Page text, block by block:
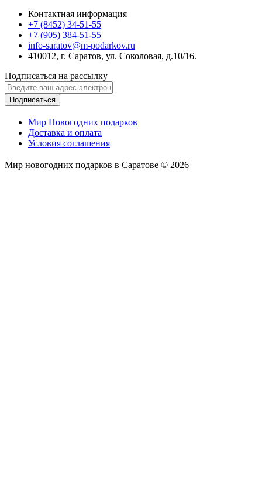
Контактная информация
+7 (8452) 34-51-55
+7 (905) 384-51-55
info-saratov@m-podarkov.ru
410012, г. Саратов, ул. Соколовая, д.10/16.
Подписаться на рассылку
Подписаться
Мир Новогодних подарков
Доставка и оплата
Условия соглашения
Мир новогодних подарков в Саратове © 2026